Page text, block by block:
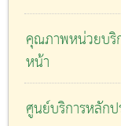
คุณภาพหน่วยบริ
หน้า
ศูนย์บริการหลัก